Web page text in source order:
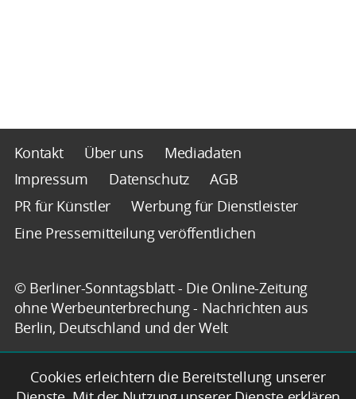
Kontakt Über uns
Mediadaten
Impressum
Datenschutz
AGB
PR für Künstler
Werbung für Dienstleister
Eine Pressemitteilung veröffentlichen
© Berliner-Sonntagsblatt - Die Online-Zeitung
ohne Werbeunterbrechung - Nachrichten aus
Berlin, Deutschland und der Welt
Cookies erleichtern die Bereitstellung unserer